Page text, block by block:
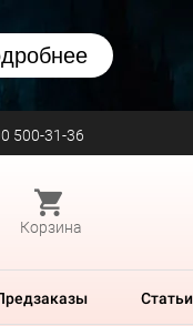
500-31-36
Корзина
Статьи